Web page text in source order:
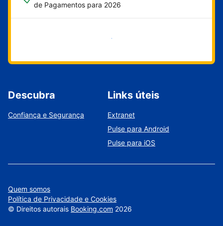
de Pagamentos para 2026
Comece agora
Descubra
Confiança e Segurança
Links úteis
Extranet
Pulse para Android
Pulse para iOS
Quem somos
Política de Privacidade e Cookies
© Direitos autorais Booking.com 2026